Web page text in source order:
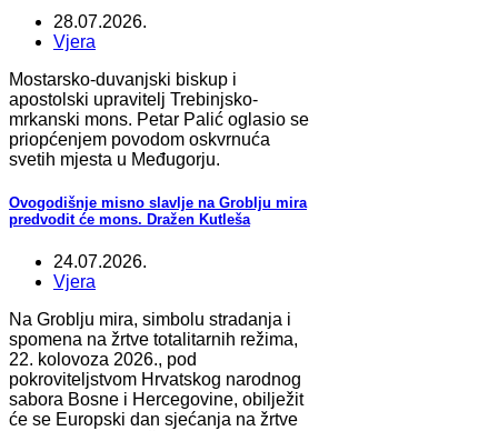
28.07.2026.
Vjera
Mostarsko-duvanjski biskup i
apostolski upravitelj Trebinjsko-
mrkanski mons. Petar Palić oglasio se
priopćenjem povodom oskvrnuća
svetih mjesta u Međugorju.
Ovogodišnje misno slavlje na Groblju mira
predvodit će mons. Dražen Kutleša
24.07.2026.
Vjera
Na Groblju mira, simbolu stradanja i
spomena na žrtve totalitarnih režima,
22. kolovoza 2026., pod
pokroviteljstvom Hrvatskog narodnog
sabora Bosne i Hercegovine, obilježit
će se Europski dan sjećanja na žrtve